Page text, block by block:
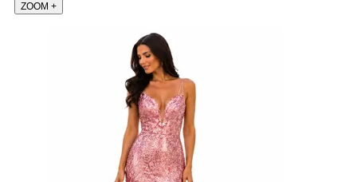
ZOOM +